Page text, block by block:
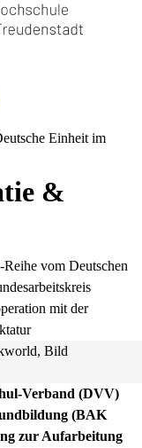
Einheit im
&
Bild
Verband (DVV)
(BAK
zur Aufarbeitung